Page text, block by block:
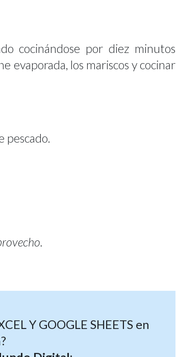
cocinándose por diez minutos
evaporada, los mariscos y cocinar
pescado.
Y GOOGLE SHEETS en